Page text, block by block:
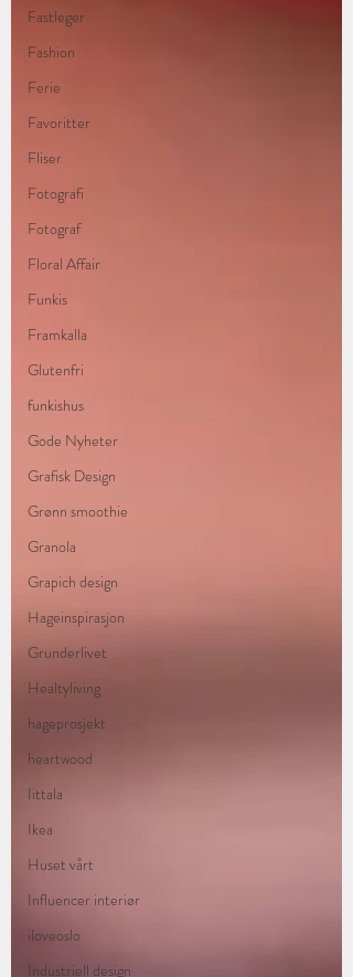
Fastleger
Fashion
Ferie
Favoritter
Fliser
Fotografi
Fotograf
Floral Affair
Funkis
Framkalla
Glutenfri
funkishus
Gode Nyheter
Grafisk Design
Grønn smoothie
Granola
Grapich design
Hageinspirasjon
Grunderlivet
Healtyliving
hageprosjekt
heartwood
Iittala
Ikea
Huset vårt
Influencer interiør
iloveoslo
Industriell design